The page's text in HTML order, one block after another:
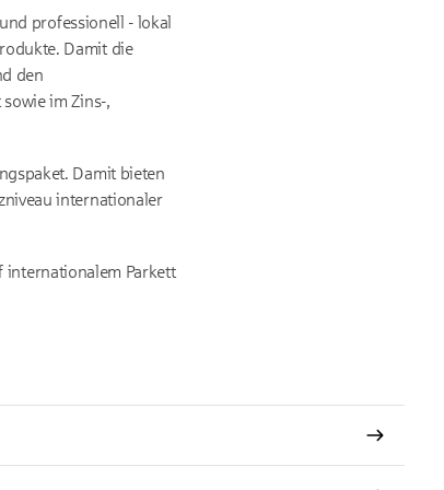
professionell - lokal
Damit die
den
im Zins-,
Damit bieten
internationaler
internationalem Parkett